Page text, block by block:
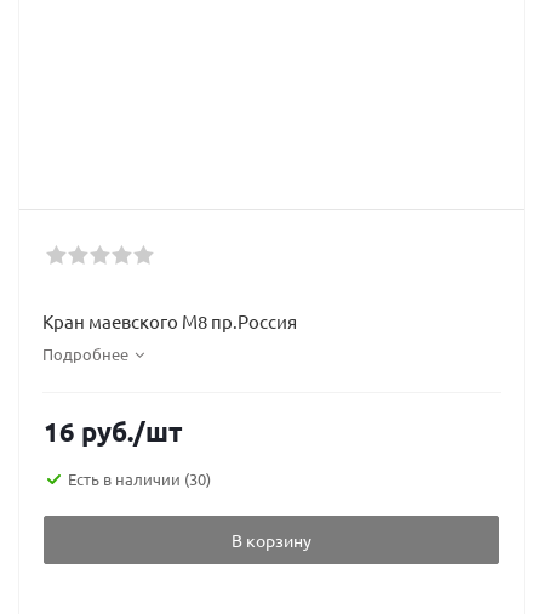
Кран маевского М8 пр.Россия
Подробнее
16 руб./шт
Есть в наличии (30)
В корзину